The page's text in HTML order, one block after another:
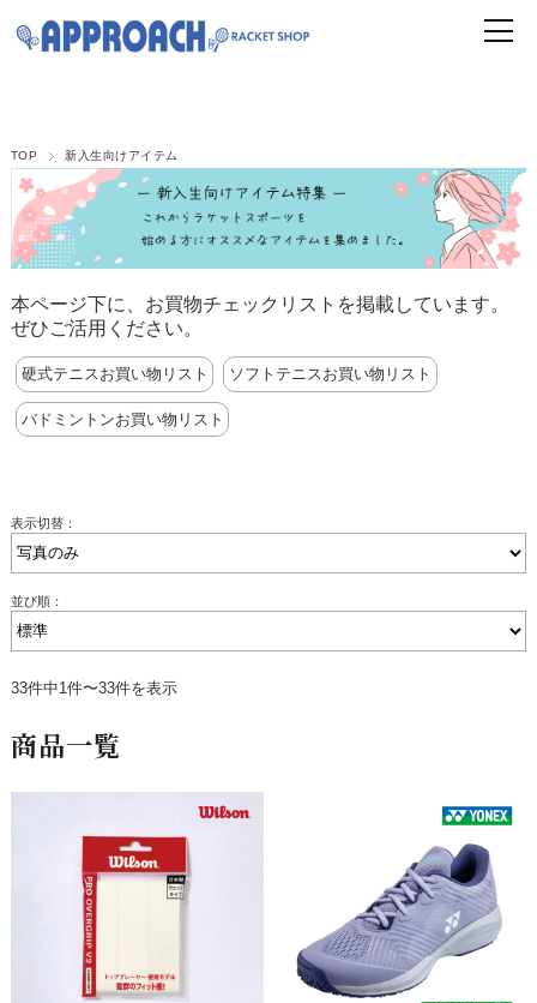
TOP 新入生向けアイテム
本ページ下に、お買物チェックリストを掲載しています。
ぜひご活用ください。
硬式テニスお買い物リスト ソフトテニスお買い物リスト
バドミントンお買い物リスト
表示切替：
並び順：
33件中1件〜33件を表示
商品一覧